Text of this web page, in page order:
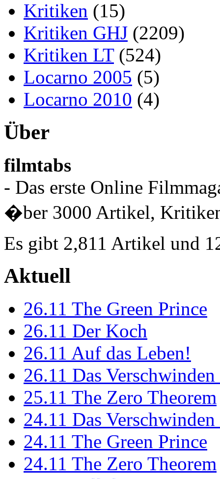
Kritiken (15)
Kritiken GHJ (2209)
Kritiken LT(524)
Locarno 2005 (5)
Locarno 2010 (4)
Über
filmtabs
- Das erste Online
�ber 3000 Artikel,
Es gibt 2,811 Artikel und
Aktuell
26.11 The Green Prince
26.11 Der Koch
26.11 Auf das Leben!
26.11 Das
25.11 The Zero Theorem
24.11 Das
24.11 The Green Prince
24.11 The Zero Theorem